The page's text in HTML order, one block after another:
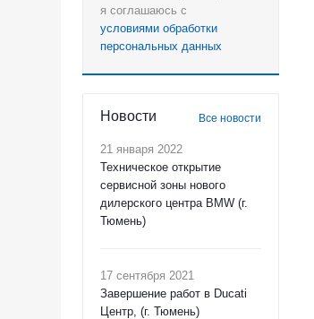
я соглашаюсь с
условиями обработки
персональных данных
Новости Все новости
21 января 2022
Техническое открытие
сервисной зоны нового
дилерского центра BMW (г.
Тюмень)
17 сентября 2021
Завершение работ в Ducati
Центр, (г. Тюмень)